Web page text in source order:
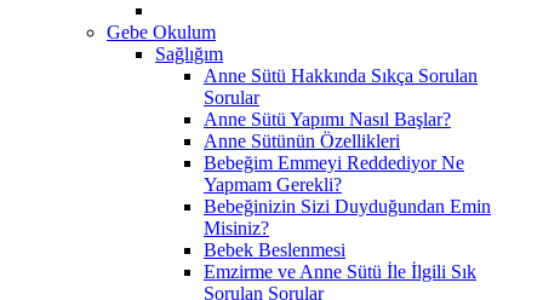
Gebe Okulum
Sağlığım
Anne Sütü Hakkında Sıkça Sorulan
Sorular
Anne Sütü Yapımı Nasıl Başlar?
Anne Sütünün Özellikleri
Bebeğim Emmeyi Reddediyor Ne
Yapmam Gerekli?
Bebeğinizin Sizi Duyduğundan Emin
Misiniz?
Bebek Beslenmesi
Emzirme ve Anne Sütü İle İlgili Sık
Sorulan Sorular